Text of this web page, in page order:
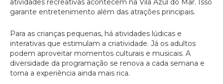
atividades recreativas acontecem na Vila Azul do Mar. Isso
garante entretenimento além das atrações principais.
Para as crianças pequenas, há atividades lúdicas e
interativas que estimulam a criatividade. Já os adultos
podem aproveitar momentos culturais e musicais. A
diversidade da programação se renova a cada semana e
torna a experiência ainda mais rica.